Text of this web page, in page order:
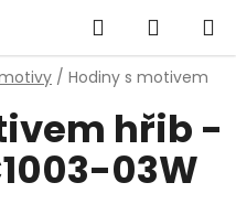
Hledat
KOŠÍK
/ Hodiny s motivem
hřib -
03W